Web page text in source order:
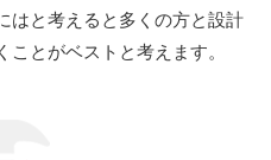
はと考えると多くの方と設計
とがベストと考えます。